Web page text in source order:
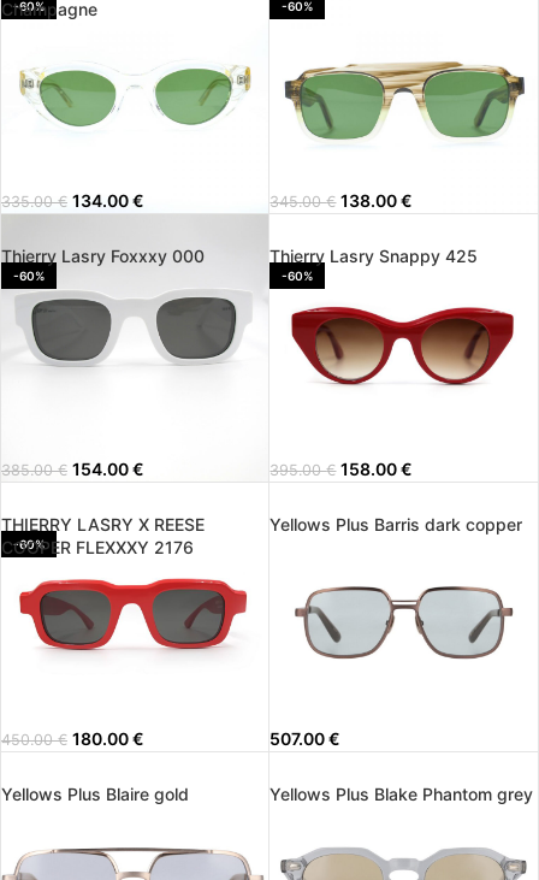
-60%
Champagne
335.00€ 134.00€
-60%
345.00€ 138.00€
-60%
Thierry Lasry Foxxxy 000
385.00€ 154.00€
-60%
Thierry Lasry Snappy 425
395.00€ 158.00€
-60%
THIERRY LASRY X REESE
COOPER FLEXXXY 2176
450.00€ 180.00€
Yellows Plus Barris dark copper
507.00€
Yellows Plus Blaire gold Yellows Plus Blake Phantom grey